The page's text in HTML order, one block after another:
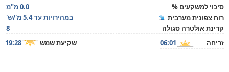
סיכוי למשקעים %
0.0 מ"מ
רוח צפונית מערבית
במהירויות עד 5.4 מ'/ש'
קרינת אולטרה סגולה
8
זריחה
06:01 שקיעת שמש 19:28